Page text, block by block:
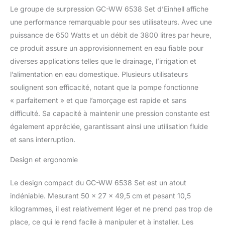
Grâce à son moteur
650W, le surpresseur
offre un débit jusqu'à
heure La cuve possède
une capacité de 20 litres,
ce qui permet de ne pas
activer la pompe à
chaque utilisation d'eau
Le système de contrôle
de la pression permet
une correction
pression est revenue à la
pression en un coup
d'œil grâce à la jauge Le
large bouchon de
Le groupe de surpression GC-WW 6538 Set d’Einhell affiche
une performance remarquable pour ses utilisateurs. Avec une
puissance de 650 Watts et un débit de 3800 litres par heure,
ce produit assure un approvisionnement en eau fiable pour
diverses applications telles que le drainage, l’irrigation et
l’alimentation en eau domestique. Plusieurs utilisateurs
soulignent son efficacité, notant que la pompe fonctionne
« parfaitement » et que l’amorçage est rapide et sans
difficulté. Sa capacité à maintenir une pression constante est
également appréciée, garantissant ainsi une utilisation fluide
et sans interruption.
Design et ergonomie
Le design compact du GC-WW 6538 Set est un atout
indéniable. Mesurant 50 x 27 x 49,5 cm et pesant 10,5
kilogrammes, il est relativement léger et ne prend pas trop de
place, ce qui le rend facile à manipuler et à installer. Les